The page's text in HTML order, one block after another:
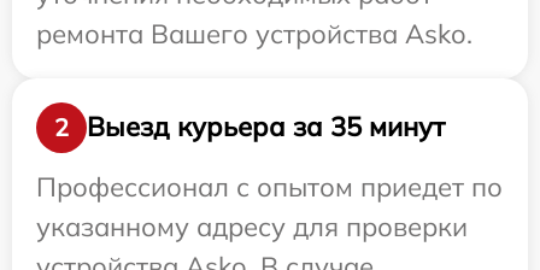
ремонта Вашего устройства Asko.
2
Выезд курьера за 35 минут
Профессионал с опытом приедет по
указанному адресу для проверки